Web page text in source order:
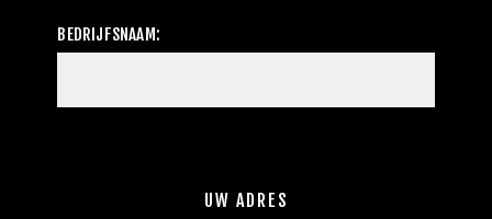
BEDRIJFSNAAM:
UW ADRES